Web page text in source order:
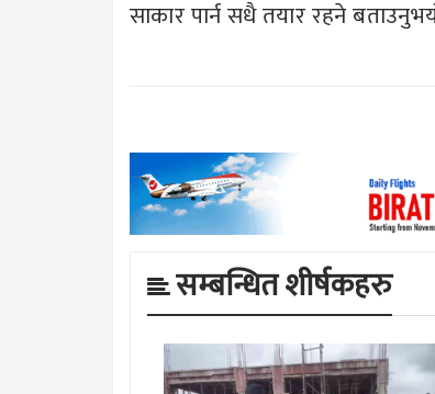
साकार पार्न सधै तयार रहने
सम्बन्धित शीर्षकहरु